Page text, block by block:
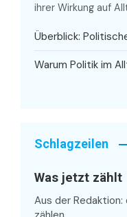
ihrer Wirkung auf
Überblick:
Warum Politik im
Schlagzeilen
Was jetzt zählt
Aus der